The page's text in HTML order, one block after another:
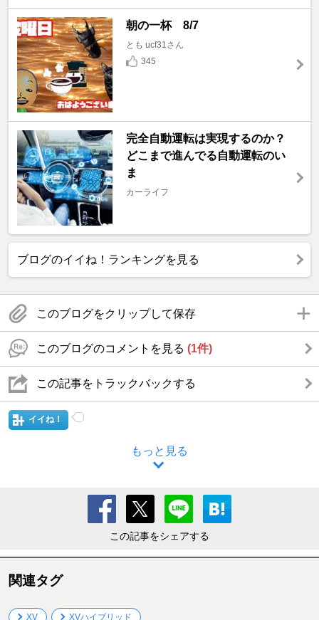
朝の一杯 8/7
とも ucf31さん
345
完全自動運転は実現するのか？
どこまで進んでる自動運転のい
ま
カーライフ
ブログのイイね！ランキングを見る
このブログをクリップして保存
このブログのコメントを見る (1件)
この記事をトラックバックする
イイね！
もっと見る
この記事をシェアする
関連タグ
XV XVハイブリッド